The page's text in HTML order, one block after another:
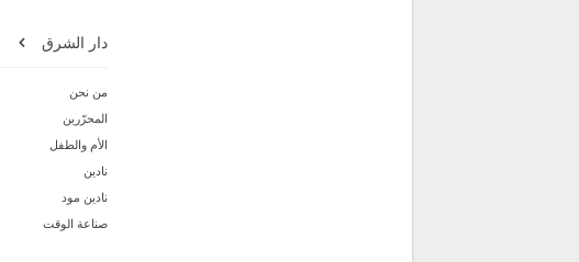
دار الشرق
من نحن
المحرّرين
الأم والطفل
نادين
نادين مود
صناعة الوقت